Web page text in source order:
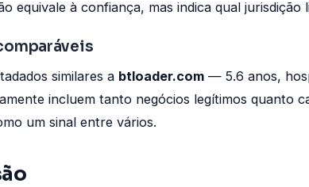
equivale à confiança, mas indica qual jurisdição
similares a btloader.com — 5.6 anos,
incluem tanto negócios legítimos quanto
um sinal entre vários.